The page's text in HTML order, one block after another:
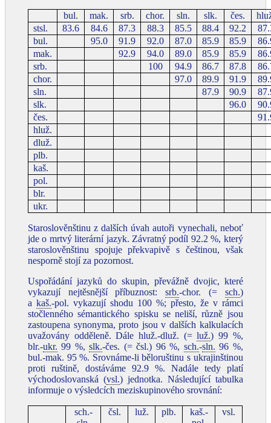
bul. mak. srb. chor. sln. slk. čes.
stsl.
83.6 84.6 87.3 88.3 85.5 88.4 92.2
bul.
95.0 91.9 92.0 87.0 85.9 85.9
mak.
92.9 94.0 89.0 85.9 85.9
srb.
100 94.9 86.7 87.8
chor.
97.0 89.9 91.9
sln.
87.9 90.9
slk.
96.0
čes.
hluž.
dluž.
plb.
kaš.
pol.
blr.
ukr.
Staroslověnštinu z dalších úvah autoři vynechali, neboť
jde o mrtvý literární jazyk. Závratný podíl 92.2 %, který
staroslověnštinu spojuje překvapivě s češtinou, však
nesporně stojí za pozornost.
Uspořádání jazyků do skupin, převážně dvojic, které
vykazují nejtěsnější příbuznost:srb.-chor. (= sch.)
a kaš.-pol. vykazují shodu 100 %; přesto, že v rámci
stočlenného sémantického spisku se neliší, různě jsou
zastoupena synonyma, proto jsou v dalších kalkulacích
uvažovány odděleně. Dále hluž.-dluž. (=luž.) 99 %,
blr.-ukr. 99 %,slk.-čes. (= čsl.) 96 %, sch.-sln. 96 %,
bul.-mak. 95 %. Srovnáme-li běloruštinu s ukrajinštinou
proti ruštině, dostáváme 92.9 %. Nadále tedy platí
východoslovanská (vsl.) jednotka. Následující tabulka
informuje o výsledcích meziskupinového srovnání:
sch.-
čsl. luž. plb.
kaš.-
vsl.